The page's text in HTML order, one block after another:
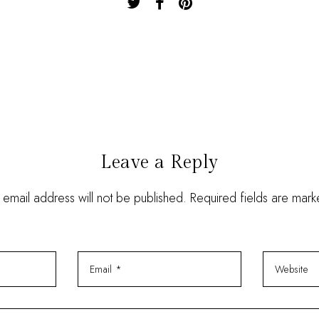
Leave a Reply
email address will not be published. Required fields are